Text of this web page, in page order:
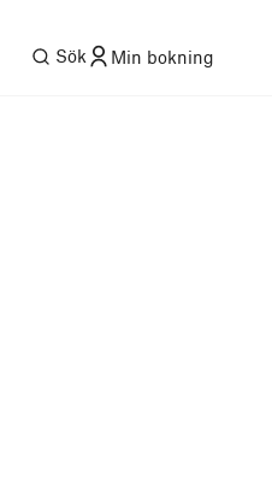
Sök Min bokning